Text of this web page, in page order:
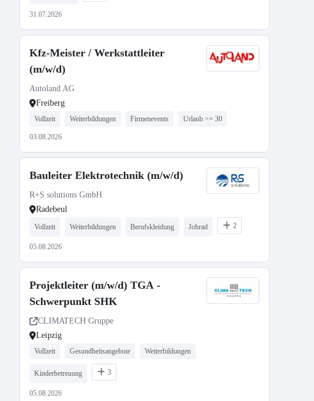
31.07.2026
Kfz-Meister / Werkstattleiter
(m/w/d)
Autoland AG
Freiberg
Vollzeit Weiterbildungen Firmenevents Urlaub >= 30
03.08.2026
Bauleiter Elektrotechnik (m/w/d)
R+S solutions GmbH
Radebeul
Vollzeit Weiterbildungen Berufskleidung Jobrad 2
05.08.2026
Projektleiter (m/w/d) TGA -
Schwerpunkt SHK
CLIMATECH Gruppe
Leipzig
Vollzeit Gesundheitsangebote Weiterbildungen
Kinderbetreuung 3
05.08.2026